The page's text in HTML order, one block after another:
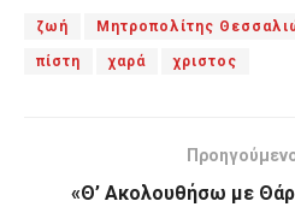
ζωή Μητροπολίτης
πίστη χαρά χριστος
«Θ’ Ακολουθήσω με